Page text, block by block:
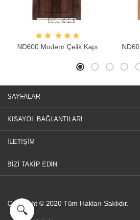
🔍
ND600 Modern Çelik Kapı
SAYFALAR
KISAYOL BAĞLANTILARI
İLETİŞİM
BİZİ TAKİP EDİN
Copyright © 2020 Tüm Hakları Saklıdır.